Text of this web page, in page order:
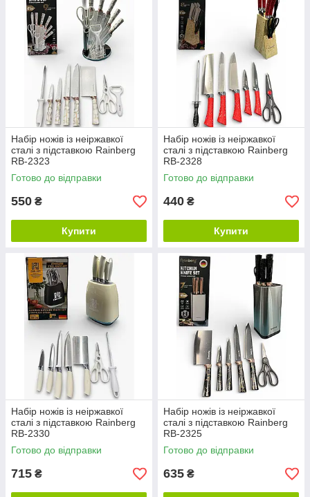
Набір ножів із неіржавкої
сталі з підставкою Rainberg
RB-2323
Готово до відправки
550 ₴
Купити
Набір ножів із неіржавкої
сталі з підставкою Rainberg
RB-2328
Готово до відправки
440 ₴
Купити
Набір ножів із неіржавкої
сталі з підставкою Rainberg
RB-2330
Готово до відправки
715 ₴
Набір ножів із неіржавкої
сталі з підставкою Rainberg
RB-2325
Готово до відправки
635 ₴